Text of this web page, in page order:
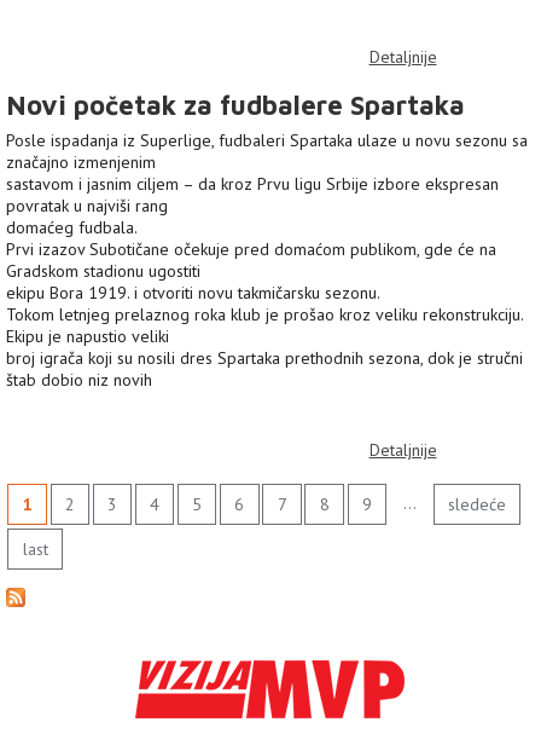
Detaljnije
Novi početak za fudbalere Spartaka
Posle ispadanja iz Superlige, fudbaleri Spartaka ulaze u novu sezonu sa
značajno izmenjenim
sastavom i jasnim ciljem – da kroz Prvu ligu Srbije izbore ekspresan
povratak u najviši rang
domaćeg fudbala.
Prvi izazov Subotičane očekuje pred domaćom publikom, gde će na
Gradskom stadionu ugostiti
ekipu Bora 1919. i otvoriti novu takmičarsku sezonu.
Tokom letnjeg prelaznog roka klub je prošao kroz veliku rekonstrukciju.
Ekipu je napustio veliki
broj igrača koji su nosili dres Spartaka prethodnih sezona, dok je stručni
štab dobio niz novih
Detaljnije
1 2 3 4 5 6 7 8 9 … sledeće
last